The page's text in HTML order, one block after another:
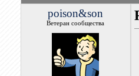
poison&son
Ветеран сообщества